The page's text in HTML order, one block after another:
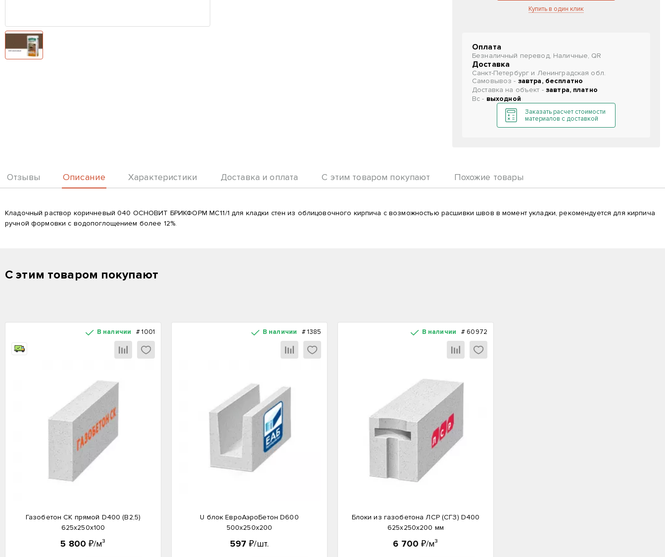
Купить в один клик
Оплата
Безналичный перевод, Наличные, QR
Доставка
Санкт-Петербург и Ленинградская обл.
Самовывоз - завтра, бесплатно
Доставка на объект - завтра, платно
Вс - выходной
Заказать расчет стоимости
материалов с доставкой
Отзывы Описание Характеристики Доставка и оплата С этим товаром покупают Похожие товары
Описание
Кладочный раствор коричневый 040 ОСНОВИТ БРИКФОРМ MC11/1 для кладки стен из облицовочного кирпича с возможностью расшивки швов в момент укладки, рекомендуется для кирпича
ручной формовки с водопоглощением более 12%.
С этим товаром покупают
В наличии #1001
Газобетон СК прямой D400 (B2,5)
625x250x100
5 800 ₽/м³
В наличии #1385
U блок ЕвроАэроБетон D600
500х250х200
597 ₽/шт.
В наличии # 60972
Блоки из газобетона ЛСР (СГЗ) D400
625х250х200 мм
6 700 ₽/м³